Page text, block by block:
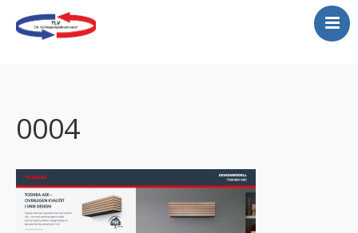
Service
Kjølerom
Luftrenser
Tilbud
0004